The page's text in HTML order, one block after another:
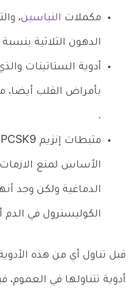
مكملات النياسين،
الدهون الثلاثية بنسبة 50%.
أدوية الستاتينات
بأمراض القلب أيضا،
.
الأساس لمنع
الدماغية ولكن وجد
الكوليسترول في الدم
قبل تناول أي من هذه
أدوية تتناولها في